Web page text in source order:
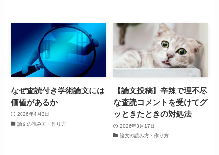
なぜ査読付き学術論文には
価値があるか
2026年4月3日
論文の読み方・作り方
【論文投稿】辛辣で理不尽
な査読コメントを受けてグ
ッときたときの対処法
2026年3月17日
論文の読み方・作り方